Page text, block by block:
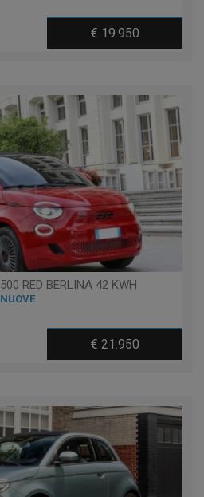
€ 19.950
500 RED BERLINA 42 KWH
NUOVE
€ 21.950